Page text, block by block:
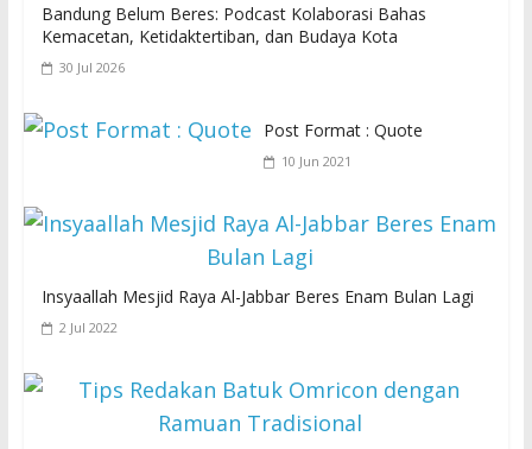
Bandung Belum Beres: Podcast Kolaborasi Bahas
Kemacetan, Ketidaktertiban, dan Budaya Kota
30 Jul 2026
Post Format : Quote
10 Jun 2021
Insyaallah Mesjid Raya Al-Jabbar Beres Enam Bulan Lagi
2 Jul 2022